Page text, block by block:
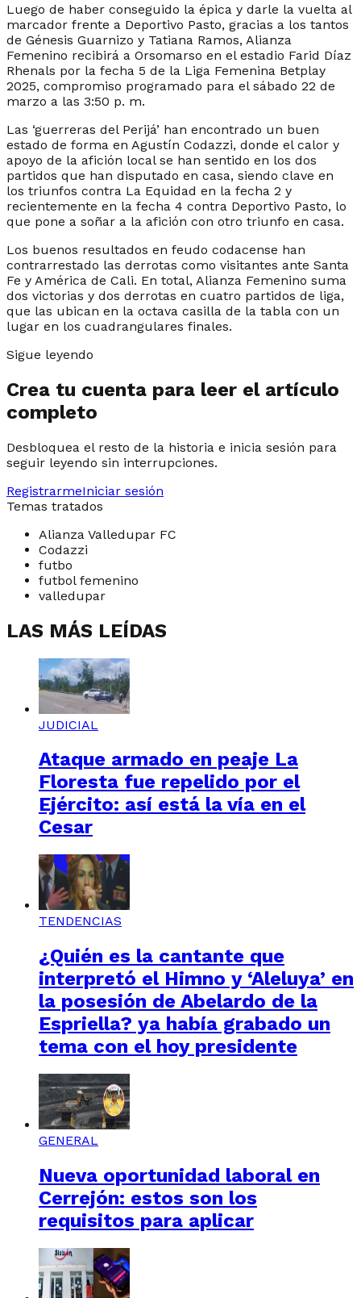
Luego de haber conseguido la épica y darle la vuelta al
marcador frente a Deportivo Pasto, gracias a los tantos
de Génesis Guarnizo y Tatiana Ramos, Alianza
Femenino recibirá a Orsomarso en el estadio Farid Díaz
Rhenals por la fecha 5 de la Liga Femenina Betplay
2025, compromiso programado para el sábado 22 de
marzo a las 3:50 p. m.
Las ‘guerreras del Perijá’ han encontrado un buen
estado de forma en Agustín Codazzi, donde el calor y
apoyo de la afición local se han sentido en los dos
partidos que han disputado en casa, siendo clave en
los triunfos contra La Equidad en la fecha 2 y
recientemente en la fecha 4 contra Deportivo Pasto, lo
que pone a soñar a la afición con otro triunfo en casa.
Los buenos resultados en feudo codacense han
contrarrestado las derrotas como visitantes ante Santa
Fe y América de Cali. En total, Alianza Femenino suma
dos victorias y dos derrotas en cuatro partidos de liga,
que las ubican en la octava casilla de la tabla con un
lugar en los cuadrangulares finales.
Sigue leyendo
Crea tu cuenta para leer el artículo
completo
Desbloquea el resto de la historia e inicia sesión para
seguir leyendo sin interrupciones.
RegistrarmeIniciar sesión
Temas tratados
Alianza Valledupar FC
Codazzi
futbo
futbol femenino
valledupar
LAS MÁS LEÍDAS
JUDICIAL
Ataque armado en peaje La
Floresta fue repelido por el
Ejército: así está la vía en el
Cesar
TENDENCIAS
¿Quién es la cantante que
interpretó el Himno y ‘Aleluya’ en
la posesión de Abelardo de la
Espriella? ya había grabado un
tema con el hoy presidente
GENERAL
Nueva oportunidad laboral en
Cerrejón: estos son los
requisitos para aplicar